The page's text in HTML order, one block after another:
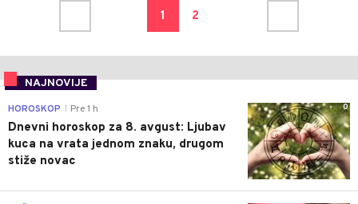
1 2
NAJNOVIJE
0
HOROSKOP Pre 1 h
Dnevni horoskop za 8. avgust: Ljubav
kuca na vrata jednom znaku, drugom
stiže novac